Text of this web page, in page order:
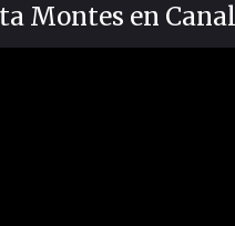
Montes en